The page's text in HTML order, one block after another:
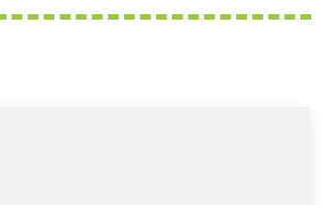
Sie befinden sich hier: